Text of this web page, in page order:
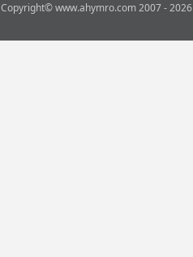
Copyright© www.ahymro.com 2007 - 2026